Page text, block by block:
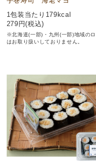
1包装当たり179kcal
279 円(税込)
※北海道(一部)・九州(一部)地域の
はお取り扱いしておりません。